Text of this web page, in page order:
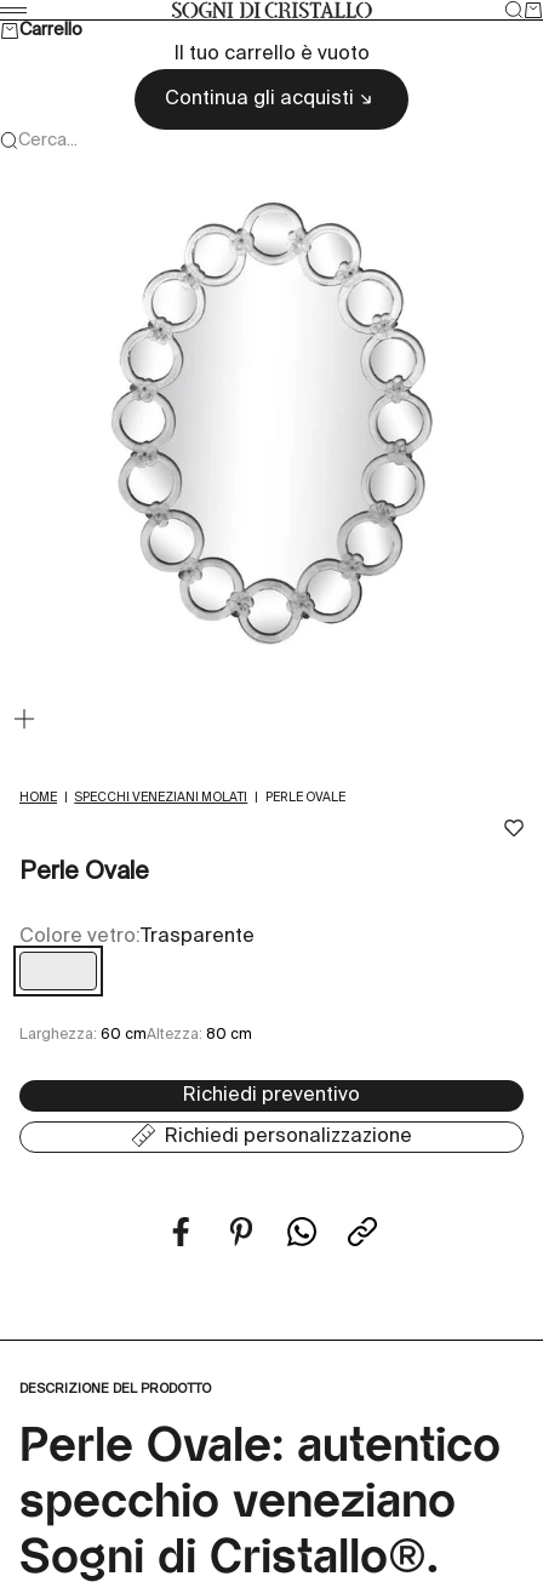
Vai al contenuto Sogni di cristallo
Menù
Carrello
Il tuo carrello è vuoto
Continua gli acquisti
Cerca...
HOME SPECCHI VENEZIANI MOLATI PERLE OVALE
Perle Ovale
Colore vetro: Trasparente
Trasparente
Larghezza: 60 cmAltezza: 80 cm
Richiedi preventivo
Richiedi personalizzazione
DESCRIZIONE DEL PRODOTTO
Perle Ovale: autentico
specchio veneziano
Sogni di Cristallo®.